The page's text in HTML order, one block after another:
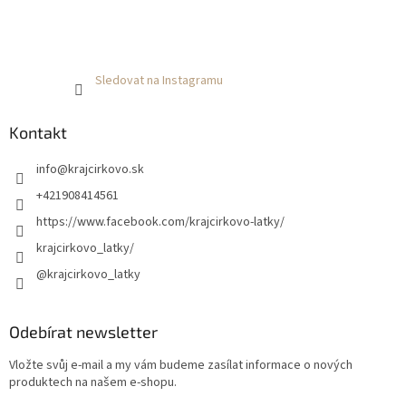
Sledovat na Instagramu
Kontakt
info@krajcirkovo.sk
+421908414561
https://www.facebook.com/krajcirkovo-latky/
krajcirkovo_latky/
@krajcirkovo_latky
Odebírat newsletter
Vložte svůj e-mail a my vám budeme zasílat informace o nových
produktech na našem e-shopu.